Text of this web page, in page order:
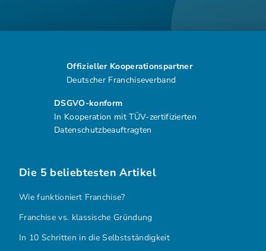
DSGVO-konform
In Kooperation mit TÜV-zertifizierten
Datenschutzbeauftragten
Offizieller Kooperationspartner
Deutscher Franchiseverband
Die 5 beliebtesten Artikel
Wie funktioniert Franchise?
Franchise vs. klassische Gründung
In 10 Schritten in die Selbstständigkeit